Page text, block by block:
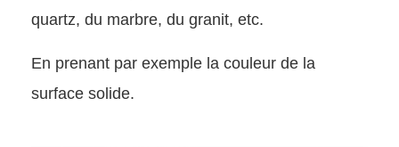
quartz, du marbre, du granit, etc.
En prenant par exemple la couleur de la
surface solide.